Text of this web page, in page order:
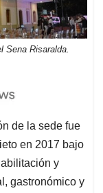
Sena Risaralda.
de la sede fue
en 2017 bajo
y
gastronómico y